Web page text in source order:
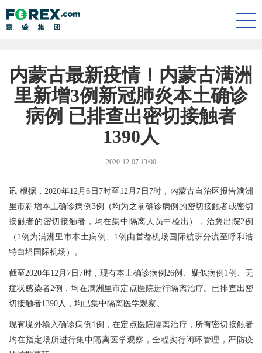
内蒙古最新疫情！内蒙古满洲
里新增3例新冠肺炎本土确诊
病例 已排查出密切接触者
1390人
2020-12-07 13:00
讯 根据，2020年12月6日7时至12月7日7时，内蒙古自治区报告满洲
里市新增本土确诊病例3例（均为之前确诊病例的密切接触者或密切
接触者的密切接触者，均在集中隔离人员中检出），治愈出院2例
（1例为满洲里市本土病例、1例由首都机场国际航班分流至呼和浩
特白塔国际机场）。
截至2020年12月7日7时，现有本土确诊病例26例、疑似病例1例、无
症状感染者2例，均在满洲里市定点医院进行隔离治疗。已排查出密
切接触者1390人，均已集中隔离医学观察。
现有境外输入确诊病例1例，在定点医院隔离治疗，所有密切接触者
均在指定场所进行集中隔离医学观察，全程实行闭环管理，严防疫